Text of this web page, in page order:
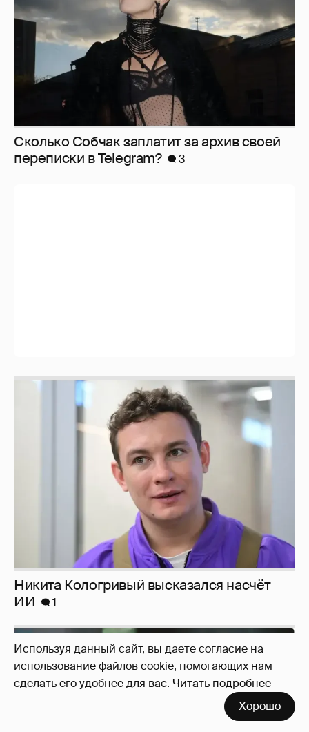
Используя данный сайт, вы даете согласие на
использование файлов cookie, помогающих нам
сделать его удобнее для вас. Читать подробнее
Хорошо
Сколько Собчак заплатит за архив своей
перeписки в Telegram?
3
Никита Кологривый высказался насчёт
Певица Глюкоза рассказала о съёмках для
эротического журнала
3